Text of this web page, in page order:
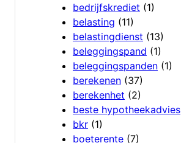
bedrijfskrediet (1)
belasting (11)
belastingdienst (13)
beleggingspand (1)
beleggingspanden (1)
berekenen (37)
berekenhet (2)
beste hypotheekadvies
bkr (1)
boeterente (7)